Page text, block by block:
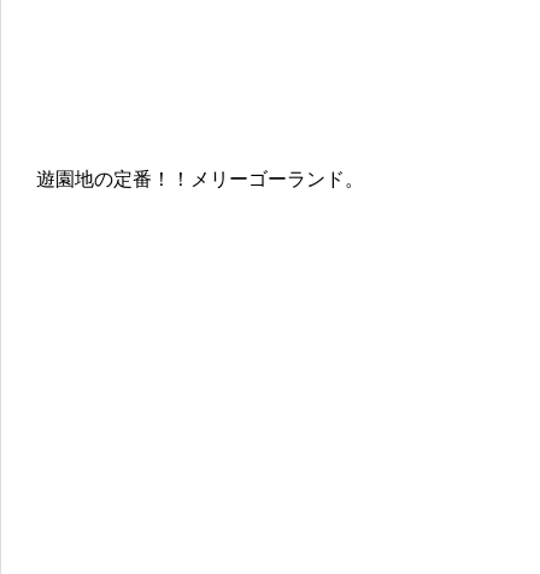
遊園地の定番！！メリーゴーランド。